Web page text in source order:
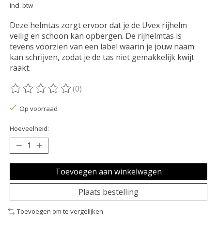
Incl. btw
Deze helmtas zorgt ervoor dat je de Uvex rijhelm
veilig en schoon kan opbergen. De rijhelmtas is
tevens voorzien van een label waarin je jouw naam
kan schrijven, zodat je de tas niet gemakkelijk kwijt
raakt.
De beoordeling van dit product is
(0)
Op voorraad
Hoeveelheid:
Toevoegen aan winkelwagen
Plaats bestelling
Toevoegen om te vergelijken